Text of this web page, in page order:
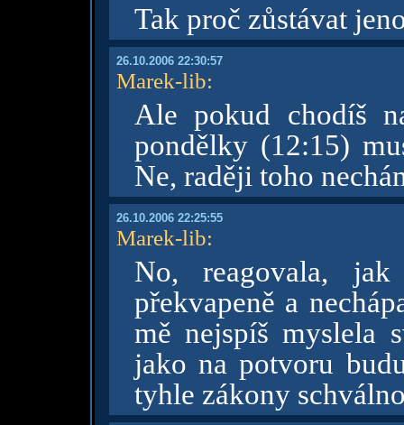
Tak proč zůstávat
26.10.2006 22:30:57
Marek-lib:
Ale pokud chodíš
pondělky (12:15)
Ne, raději toho
26.10.2006 22:25:55
Marek-lib:
No, reagovala,
překvapeně a
mě nejspíš myslela
jako na potvoru
tyhle zákony